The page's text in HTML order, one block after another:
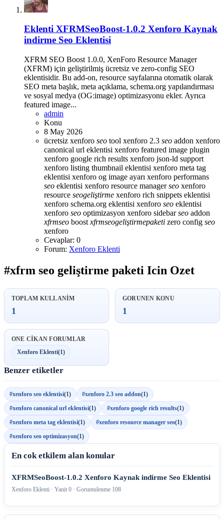
Eklenti XFRMSeoBoost-1.0.2 Xenforo Kaynak
indirme Seo Eklentisi
XFRM SEO Boost 1.0.0, XenForo Resource Manager
(XFRM) için geliştirilmiş ücretsiz ve zero-config SEO
eklentisidir. Bu add-on, resource sayfalarına otomatik olarak
SEO meta başlık, meta açıklama, schema.org yapılandırması
ve sosyal medya (OG:image) optimizasyonu ekler. Ayrıca
featured image...
admin
Konu
8 May 2026
ücretsiz xenforo seo tool xenforo 2.3 seo addon xenforo
canonical url eklentisi xenforo featured image plugin
xenforo google rich results xenforo json-ld support
xenforo listing thumbnail eklentisi xenforo meta tag
eklentisi xenforo og image ayarı xenforo performans
seo eklentisi xenforo resource managerseo xenforo
resource seogeliştirme xenforo rich snippets eklentisi
xenforo schema.org eklentisi xenforo seo eklentisi
xenforo seo optimizasyon xenforo sidebarseo addon
xfrmseo boost xfrmseogeliştirmepaketi zero config seo
xenforo
Cevaplar: 0
Forum: Xenforo Eklenti
#xfrm seo geliştirme paketi Icin Ozet
TOPLAM KULLANIM
1
GORUNEN KONU
1
ONE CIKAN FORUMLAR
Xenforo Eklenti(1)
Benzer etiketler
#xenforo seo eklentisi(1) #xenforo 2.3 seo addon(1)
#xenforo canonical url eklentisi(1) #xenforo google rich results(1)
#xenforo meta tag eklentisi(1) #xenforo resource manager seo(1)
#xenforo seo optimizasyon(1)
En cok etkilem alan konular
XFRMSeoBoost-1.0.2 Xenforo Kaynak indirme Seo Eklentisi
Xenforo Eklenti · Yanit 0 · Goruntulenme 108